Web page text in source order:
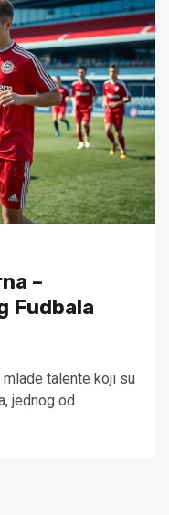
–
Fudbala
talente koji su
jednog od